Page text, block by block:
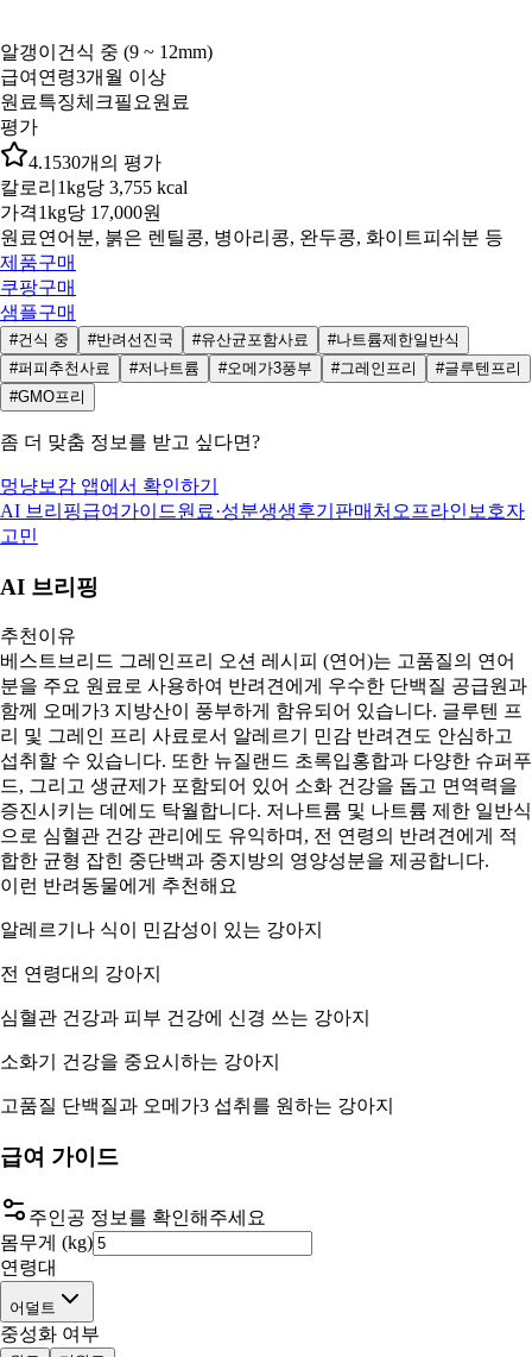
알갱이 건식 중 (9 ~ 12mm)
급여연령3개월 이상
원료특징체크필요원료
평가
4.1 530개의 평가
칼로리 1kg당 3,755 kcal
가격1kg당 17,000원
원료연어분, 붉은 렌틸콩, 병아리콩, 완두콩, 화이트피쉬분 등
제품구매
쿠팡구매
샘플구매
#건식 중 #반려선진국 #유산균포함사료
#나트륨제한일반식
#퍼피추천사료
#저나트륨 #오메가3풍부 #그레인프리
#글루텐프리
#GMO프리
좀 더 맞춤 정보를 받고 싶다면?
멍냥보감 앱에서 확인하기
AI 브리핑급여가이드원료·성분생생후기 판매처 오프라인 보호자
고민
AI 브리핑
추천이유
베스트브리드 그레인프리 오션 레시피 (연어)는 고품질의 연어
분을 주요 원료로 사용하여 반려견에게 우수한 단백질 공급원과
함께 오메가3 지방산이 풍부하게 함유되어 있습니다. 글루텐 프
리 및 그레인 프리 사료로서 알레르기 민감 반려견도 안심하고
섭취할 수 있습니다. 또한 뉴질랜드 초록입홍합과 다양한 슈퍼푸
드, 그리고 생균제가 포함되어 있어 소화 건강을 돕고 면역력을
증진시키는 데에도 탁월합니다. 저나트륨 및 나트륨 제한 일반식
으로 심혈관 건강 관리에도 유익하며, 전 연령의 반려견에게 적
합한 균형 잡힌 중단백과 중지방의 영양성분을 제공합니다.
이런 반려동물에게 추천해요
알레르기나 식이 민감성이 있는 강아지
전 연령대의 강아지
심혈관 건강과 피부 건강에 신경 쓰는 강아지
소화기 건강을 중요시하는 강아지
고품질 단백질과 오메가3 섭취를 원하는 강아지
급여 가이드
주인공 정보를 확인해주세요
몸무게 (kg)
연령대
어덜트
중성화 여부